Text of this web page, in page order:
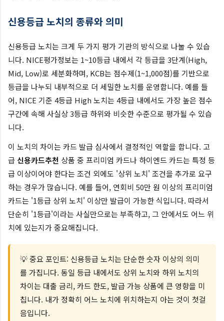
신용등급 노치의 종류와 의미
신용등급 노치는 크게 두 가지 평가 기관의 방식으로 나눌 수 있습
니다. NICE평가정보는 1~10등급 내에서 각 등급을 3단계(High,
Mid, Low)로 세분화하며, KCB는 점수제(1~1,000점)를 기반으로
등급을 나누되 내부적으로 더 세밀한 노치를 운영합니다. 예를 들
어, NICE 기준 4등급 High 노치는 4등급 내에서도 가장 높은 점수
구간에 속해 사실상 3등급 하위와 비슷한 수준으로 평가될 수 있습
니다.
이 노치의 차이는 카드 발급 심사에서 결정적인 역할을 합니다. 고
급 신용카드추천 상품 중 프리미엄 카드나 하이엔드 카드는 특정 등
급 이상이어야 한다는 조건 외에도 '상위 노치' 조건을 추가로 요구
하는 경우가 많습니다. 예를 들어, 연회비 50만 원 이상의 프리미엄
카드는 '1등급 상위 노치' 이상만 발급이 가능한 식입니다. 따라서
단순히 '1등급'이라는 사실만으로는 부족하고, 그 안에서도 어느 위
치에 있는지가 중요해집니다.
💡 중요 포인트: 신용등급 노치는 단순한 숫자 이상의 의미
를 가집니다. 동일 등급 내에서도 상위 노치와 하위 노치의
차이는 대출 금리, 카드 한도, 발급 가능 상품에 큰 영향을 미
칩니다. 내가 정확히 어느 노치에 위치하는지 아는 것이 첫걸
음입니다.